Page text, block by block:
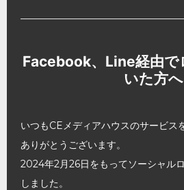
Facebook、Line経由で
いた方へ
いつもCEメディアハウスのサービス
ありがとうございます。
2024年2月26日をもってソーシャル
しました。